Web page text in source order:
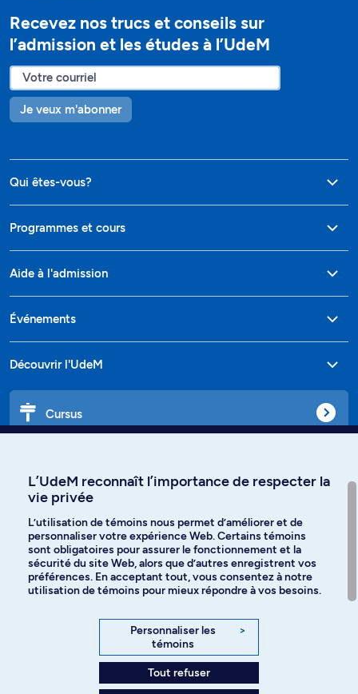
Recevez nos trucs et conseils sur
l’admission et les études à l’UdeM
Je veux m'abonner
Qui êtes-vous?
Programmes et cours
Aide à l'admission
Événements
Découvrir l'UdeM
Cursus
Langues
Facebook Instagram
YouTube
L’UdeM reconnaît l’importance de respecter la
vie privée
L’utilisation de témoins nous permet d’améliorer et de
personnaliser votre expérience Web. Certains témoins
sont obligatoires pour assurer le fonctionnement et la
sécurité du site Web, alors que d’autres enregistrent vos
préférences. En acceptant tout, vous consentez à notre
utilisation de témoins pour mieux répondre à vos besoins.
Personnaliser les
témoins
>
Tout refuser